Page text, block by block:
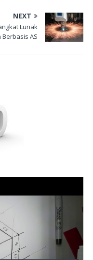
NEXT
Lunak
Berbasis AS